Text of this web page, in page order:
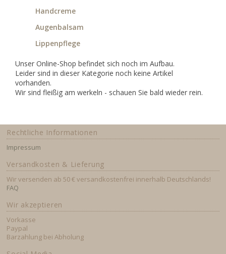
Handcreme
Augenbalsam
Lippenpflege
Unser Online-Shop befindet sich noch im Aufbau.
Leider sind in dieser Kategorie noch keine Artikel
vorhanden.
Wir sind fleißig am werkeln - schauen Sie bald wieder rein.
Rechtliche Informationen
Impressum
Versandkosten & Lieferung
Wir versenden ab 50 € versandkostenfrei innerhalb Deutschlands!
FAQ
Wir akzeptieren
Vorkasse
Paypal
Barzahlung bei Abholung